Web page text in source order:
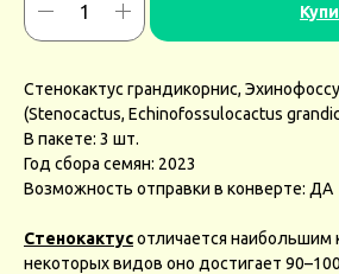
Стенокактус грандикорнис,
(Stenocactus, Echinofossulocactus
В пакете: 3 шт.
Год сбора семян: 2023
Возможность отправки в конверте: ДА
Стенокактусотличается наибольшим
некоторых видов оно достигает